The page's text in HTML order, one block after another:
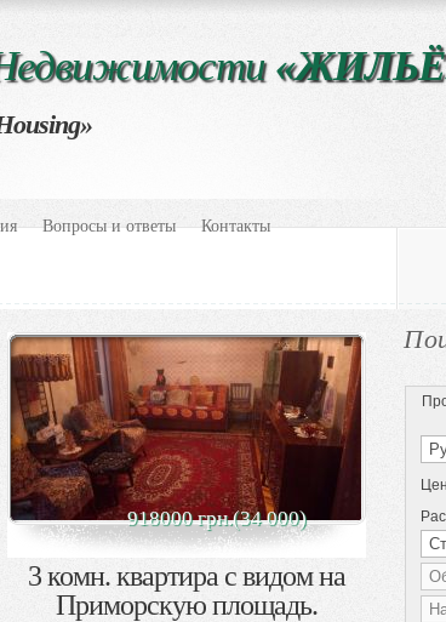
Вопросы и ответы Контакты
918000 грн.(34 000)
3 комн. квартира с видом на
Приморскую площадь.